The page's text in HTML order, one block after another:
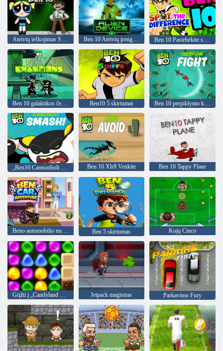
Ateivių ieškojimas Surask Beną 10 Ben 10 Ateivių įrenginys Ben 10 Pastebėkite skirtumą
Ben 10 galaktikos čempionų Ben10 5 skirtumai Ben 10 perpildymo kova
Ben 10 Xlr8 Venkite Ben 10 Tappy Plane
Beno automobilio nuotykis Ben 5 skirtumas Kojų Cinco
Grįžti į „Candyland 4“: „Lollipop“ sodas Jetpack magistras Parkavimo Fury